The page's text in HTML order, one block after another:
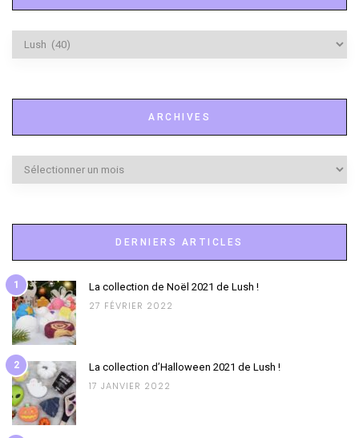
Marques
ARCHIVES
Archives
DERNIERS ARTICLES
1 La collection de Noël 2021 de Lush !
27 FÉVRIER 2022
2 La collection d’Halloween 2021 de Lush !
17 JANVIER 2022